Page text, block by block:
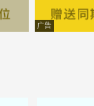
面议
广告